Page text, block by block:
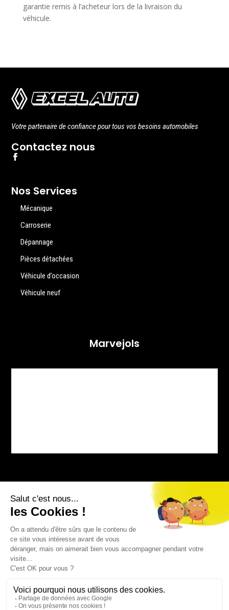
garantie remis à l’acheteur lors de la livraison du
véhicule.
Votre partenaire de confiance pour tous vos besoins automobiles
Contactez nous
Nos Services
Mécanique
Carroserie
Dépannage
Pièces détachées
Véhicule d’occasion
Véhicule neuf
Marvejols
Bourg-sur-Colagne